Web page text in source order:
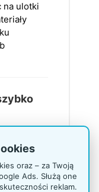
na ulotki
ramę
który
jestoraz – za Twoją
Ads. Służą one
reklam.